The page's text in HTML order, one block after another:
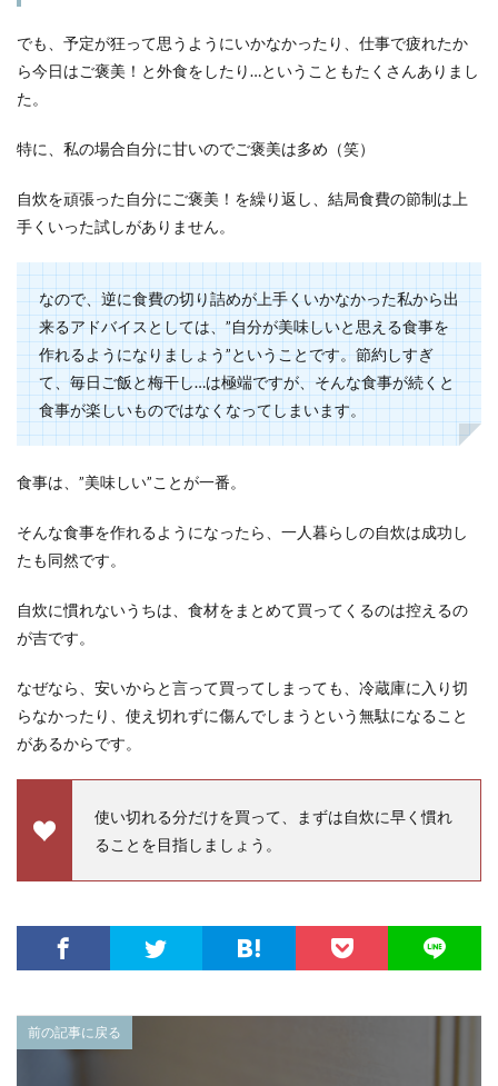
でも、予定が狂って思うようにいかなかったり、仕事で疲れたか
ら今日はご褒美！と外食をしたり…ということもたくさんありまし
た。
特に、私の場合自分に甘いのでご褒美は多め（笑）
自炊を頑張った自分にご褒美！を繰り返し、結局食費の節制は上
手くいった試しがありません。
なので、逆に食費の切り詰めが上手くいかなかった私から出
来るアドバイスとしては、”自分が美味しいと思える食事を
作れるようになりましょう”ということです。節約しすぎ
て、毎日ご飯と梅干し…は極端ですが、そんな食事が続くと
食事が楽しいものではなくなってしまいます。
食事は、”美味しい”ことが一番。
そんな食事を作れるようになったら、一人暮らしの自炊は成功し
たも同然です。
自炊に慣れないうちは、食材をまとめて買ってくるのは控えるの
が吉です。
なぜなら、安いからと言って買ってしまっても、冷蔵庫に入り切
らなかったり、使え切れずに傷んでしまうという無駄になること
があるからです。
使い切れる分だけを買って、まずは自炊に早く慣れ
ることを目指しましょう。
前の記事に戻る